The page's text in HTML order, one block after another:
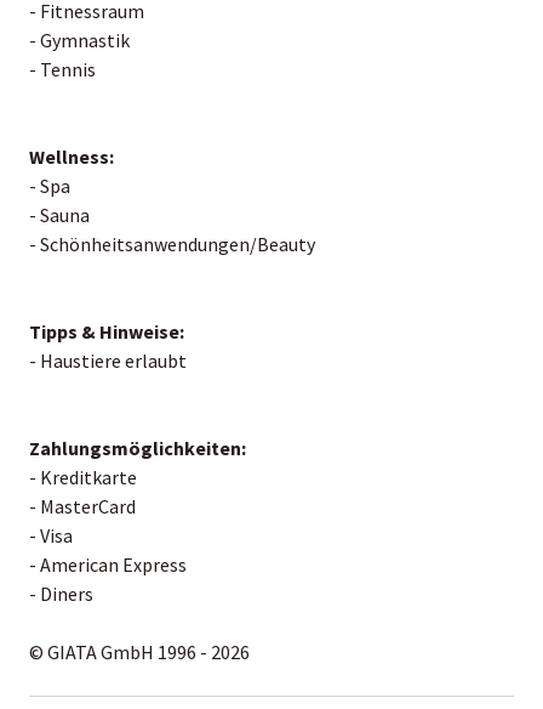
- Fitnessraum
- Gymnastik
- Tennis
Wellness:
- Spa
- Sauna
- Schönheitsanwendungen/Beauty
Tipps & Hinweise:
- Haustiere erlaubt
Zahlungsmöglichkeiten:
- Kreditkarte
- MasterCard
- Visa
- American Express
- Diners
© GIATA GmbH 1996 - 2026